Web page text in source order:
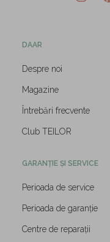
DAAR
Despre noi
Magazine
Întrebări frecvente
Club TEILOR
GARANȚIE ȘI SERVICE
Perioada de service
Perioada de garanție
Centre de reparații